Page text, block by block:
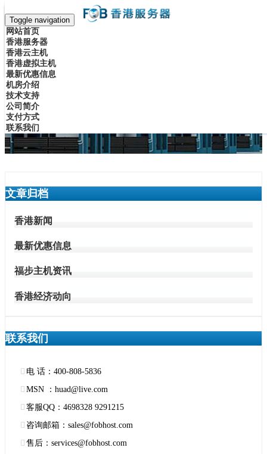
香港服务器
香港主机
登录 / 注册
香港数据中心最新优惠活动...
Toggle navigation
网站首页
香港服务器
香港云主机
香港虚拟主机
最新优惠信息
机房介绍
技术支持
公司简介
支付方式
联系我们
文章归档
香港新闻
最新优惠信息
福步主机资讯
香港经济动向
联系我们
电 话：400-808-5836
MSN ：huad@live.com
客服QQ：4698328 9291215
咨询邮箱：sales@fobhost.com
售后：services@fobhost.com